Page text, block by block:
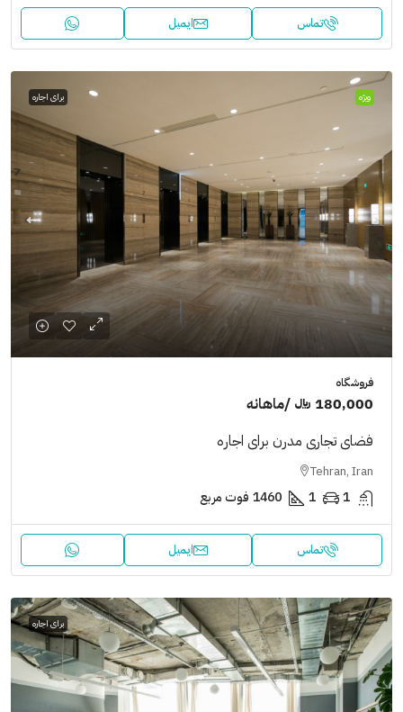
تماس ایمیل
ویژه برای اجاره
فروشگاه
180,000 ﷼
/ماهانه
فضای تجاری مدرن برای اجاره
Tehran, Iran
1
1
1460 فوت مربع
تماس ایمیل
برای اجاره